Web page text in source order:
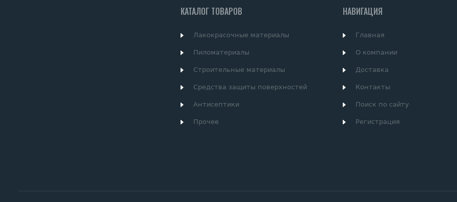
КАТАЛОГ ТОВАРОВ
Лакокрасочные материалы
Пиломатериалы
Строительные материалы
Средства защиты поверхностей
Антисептики
Прочее
НАВИГАЦИЯ
Главная
О компании
Доставка
Контакты
Поиск по сайту
Регистрация